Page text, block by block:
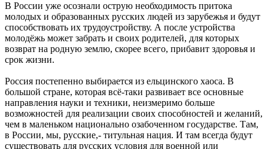
В России уже осознали острую необходимость притока
молодых и образованных русских людей из зарубежья и будут
способствовать их трудоустройству. А после устройства
молодёжь может забрать и своих родителей, для которых
возврат на родную землю, скорее всего, прибавит здоровья и
срок жизни.
Россия постепенно выбирается из ельцинского хаоса. В
большой стране, которая всё-таки развивает все основные
направления науки и техники, неизмеримо больше
возможностей для реализации своих способностей и желаний,
чем в маленьком национально озабоченном государстве. Там,
в России, мы, русские,- титульная нация. И там всегда будут
существовать для русских условия для военной или